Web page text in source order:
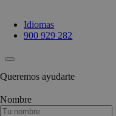
Idiomas
900 929 282
Queremos ayudarte
Nombre